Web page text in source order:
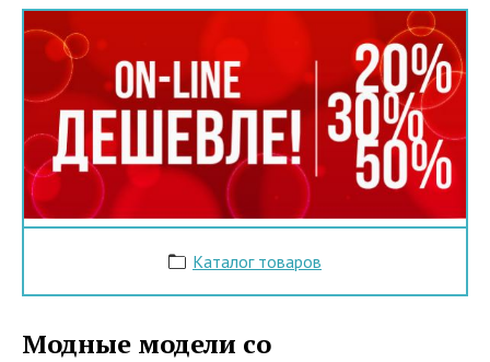
Каталог товаров
Модные модели со